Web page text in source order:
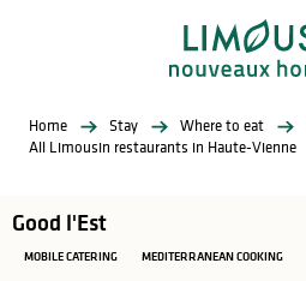
Home Stay
Where to eat
All Limousin restaurants in Haute-Vienne
Good l'Est
MOBILE CATERING MEDITERRANEAN COOKING